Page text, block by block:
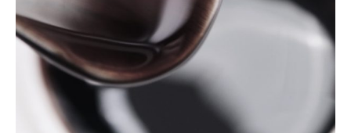
膠
茶